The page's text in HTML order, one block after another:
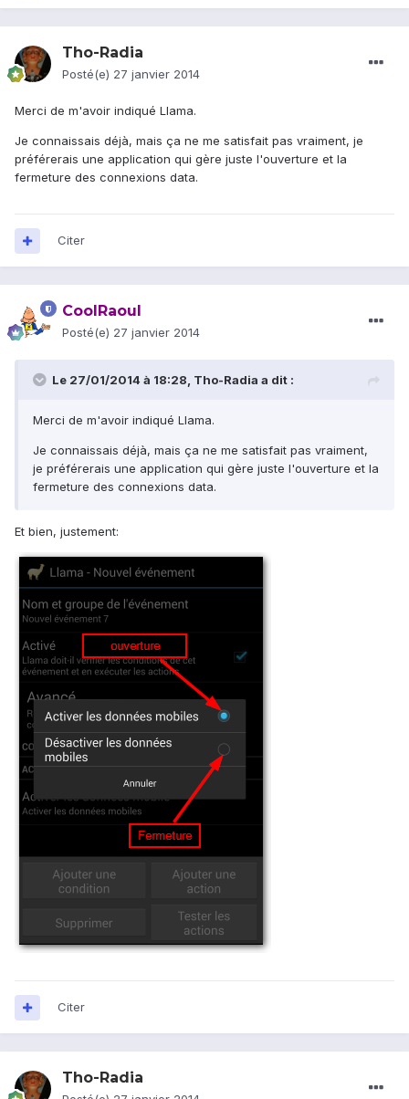
Tho-Radia
Posté(e) 27 janvier 2014
Merci de m'avoir indiqué Llama.
Je connaissais déjà, mais ça ne me satisfait pas vraiment, je
préférerais une application qui gère juste l'ouverture et la
fermeture des connexions data.
Citer
CoolRaoul
Posté(e) 27 janvier 2014
Le 27/01/2014 à 18:28, Tho-Radia a dit :
Merci de m'avoir indiqué Llama.
Je connaissais déjà, mais ça ne me satisfait pas vraiment,
je préférerais une application qui gère juste l'ouverture et la
fermeture des connexions data.
Et bien, justement:
Citer
Tho-Radia